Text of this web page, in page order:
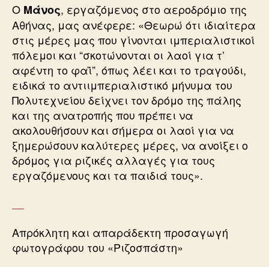
Ο Μάνος, εργαζόμενος στο αεροδρόμιο της
Αθήνας, μας ανέφερε: «Θεωρώ ότι ιδιαίτερα
στις μέρες μας που γίνονται ιμπεριαλιστικοί
πόλεμοι και “σκοτώνονται οι λαοί για τ’
αφέντη το φαΐ”, όπως λέει και το τραγούδι,
ειδικά το αντιιμπεριαλιστικό μήνυμα του
Πολυτεχνείου δείχνει τον δρόμο της πάλης
και της ανατροπής που πρέπει να
ακολουθήσουν και σήμερα οι λαοί για να
ξημερώσουν καλύτερες μέρες, να ανοίξει ο
δρόμος για ριζικές αλλαγές για τους
εργαζόμενους και τα παιδιά τους».
Απρόκλητη και απαράδεκτη προσαγωγή
φωτογράφου του «Ριζοσπάστη»